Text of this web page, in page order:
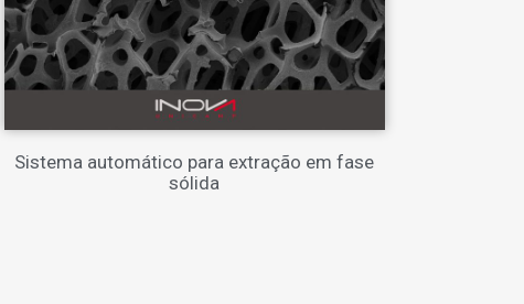
Sistema automático para extração em fase
sólida